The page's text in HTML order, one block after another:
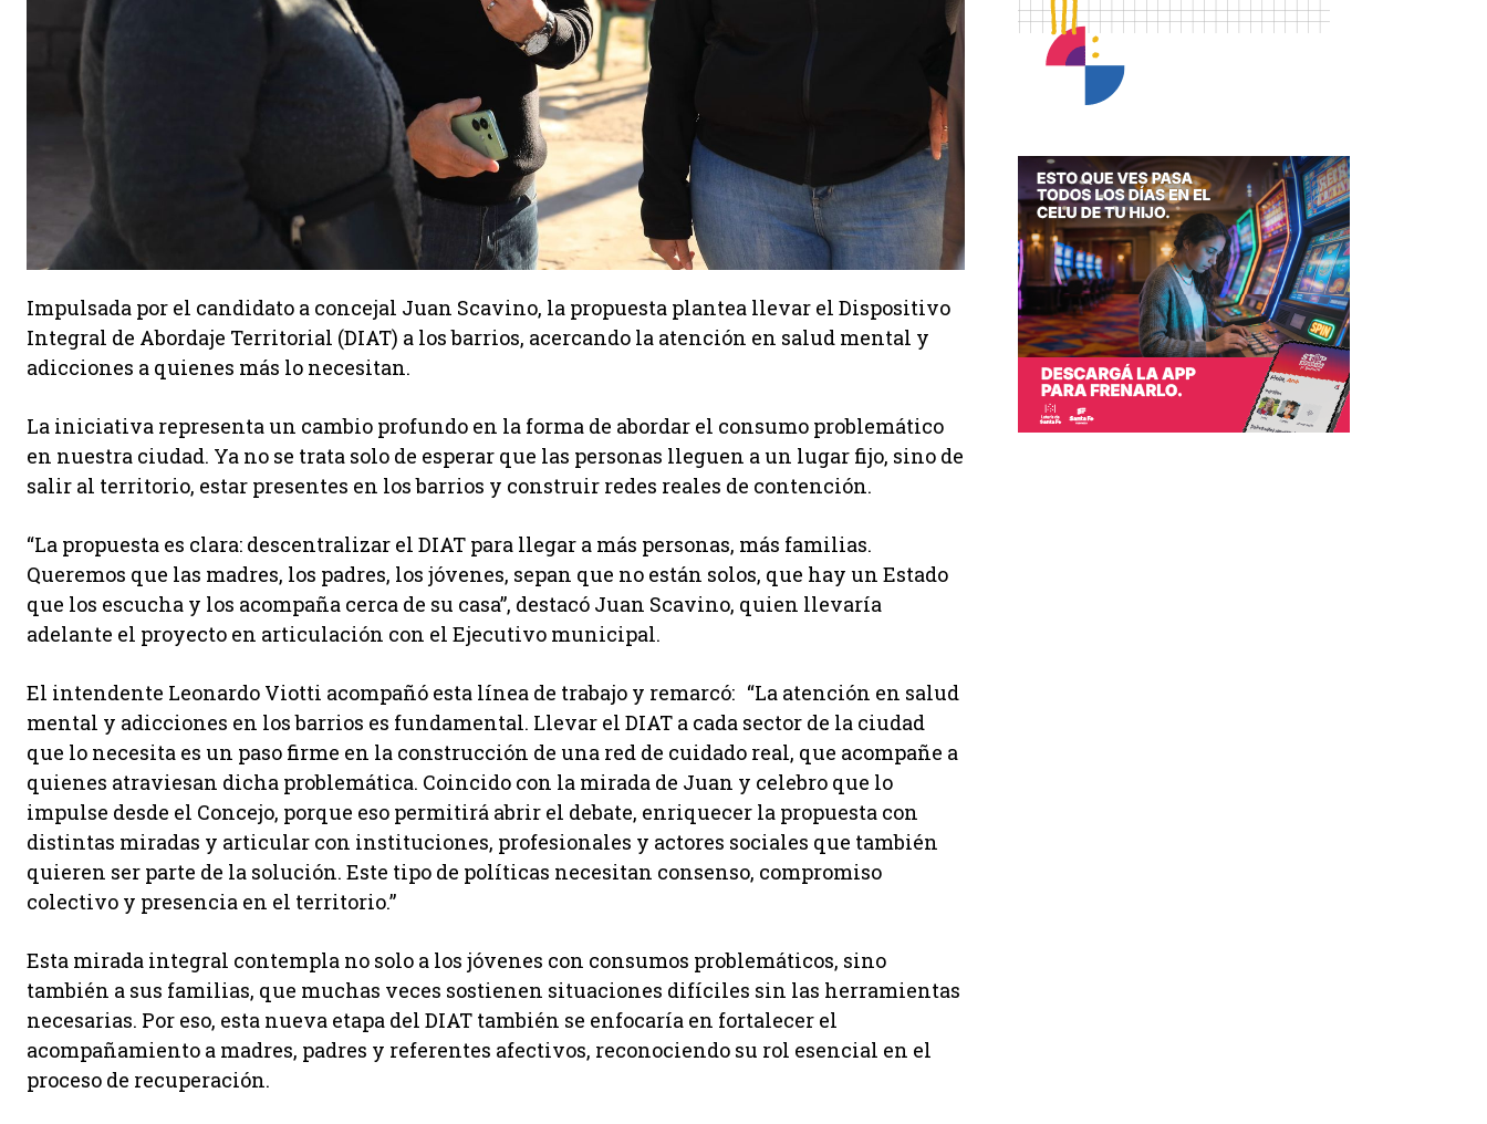
Impulsada por el candidato a concejal Juan Scavino, la propuesta plantea llevar el Dispositivo
Integral de Abordaje Territorial (DIAT) a los barrios, acercando la atención en salud mental y
adicciones a quienes más lo necesitan.
La iniciativa representa un cambio profundo en la forma de abordar el consumo problemático
en nuestra ciudad. Ya no se trata solo de esperar que las personas lleguen a un lugar fijo, sino de
salir al territorio, estar presentes en los barrios y construir redes reales de contención.
“La propuesta es clara: descentralizar el DIAT para llegar a más personas, más familias.
Queremos que las madres, los padres, los jóvenes, sepan que no están solos, que hay un Estado
que los escucha y los acompaña cerca de su casa”, destacó Juan Scavino, quien llevaría
adelante el proyecto en articulación con el Ejecutivo municipal.
El intendente Leonardo Viotti acompañó esta línea de trabajo y remarcó: “La atención en salud
mental y adicciones en los barrios es fundamental. Llevar el DIAT a cada sector de la ciudad
que lo necesita es un paso firme en la construcción de una red de cuidado real, que acompañe a
quienes atraviesan dicha problemática. Coincido con la mirada de Juan y celebro que lo
impulse desde el Concejo, porque eso permitirá abrir el debate, enriquecer la propuesta con
distintas miradas y articular con instituciones, profesionales y actores sociales que también
quieren ser parte de la solución. Este tipo de políticas necesitan consenso, compromiso
colectivo y presencia en el territorio.”
Esta mirada integral contempla no solo a los jóvenes con consumos problemáticos, sino
también a sus familias, que muchas veces sostienen situaciones difíciles sin las herramientas
necesarias. Por eso, esta nueva etapa del DIAT también se enfocaría en fortalecer el
acompañamiento a madres, padres y referentes afectivos, reconociendo su rol esencial en el
proceso de recuperación.